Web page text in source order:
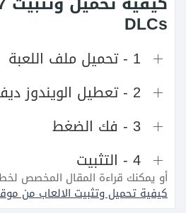
DLCs
1 - تحميل ملف اللعبة
2 - تعطيل الويندوز ديفندر
3 - فك الضغط
4 - التثبيت
أو يمكنك قراءة المقال المخصص
كيفية تحميل وتثبيت الالعاب من